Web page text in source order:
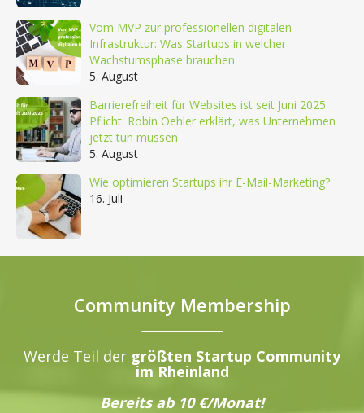
Vom MVP zur professionellen digitalen
Infrastruktur: Was Startups in welcher
Wachstumsphase brauchen
5. August
Barrierefreiheit für Websites ist seit Juni 2025
Pflicht: Robin Oehler erklärt, was Unternehmen
jetzt tun müssen
5. August
Wie optimieren Startups ihr E-Mail-Marketing?
16. Juli
Community Membership
Werde Teil der größten Startup Community
im Rheinland
Bereits ab 10 €/Monat!